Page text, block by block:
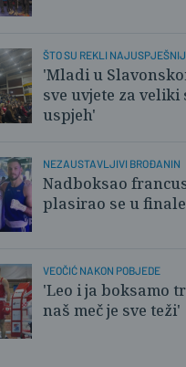
ŠTO SU REKLI
'Mladi u
sve uvjete za
uspjeh'
NEZAUSTAVLJIVI BROĐANIN
Nadboksao
plasirao se u finale
VEOČIĆ NAKON POBJEDE
'Leo i ja boksamo
naš meč je sve teži'